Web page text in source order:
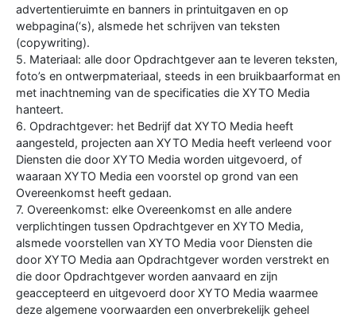
advertentieruimte en banners in printuitgaven en op
webpagina(‘s), alsmede het schrijven van teksten
(copywriting).
5. Materiaal: alle door Opdrachtgever aan te leveren teksten,
foto’s en ontwerpmateriaal, steeds in een bruikbaarformat en
met inachtneming van de specificaties die XYTO Media
hanteert.
6. Opdrachtgever: het Bedrijf dat XYTO Media heeft
aangesteld, projecten aan XYTO Media heeft verleend voor
Diensten die door XYTO Media worden uitgevoerd, of
waaraan XYTO Media een voorstel op grond van een
Overeenkomst heeft gedaan.
7. Overeenkomst: elke Overeenkomst en alle andere
verplichtingen tussen Opdrachtgever en XYTO Media,
alsmede voorstellen van XYTO Media voor Diensten die
door XYTO Media aan Opdrachtgever worden verstrekt en
die door Opdrachtgever worden aanvaard en zijn
geaccepteerd en uitgevoerd door XYTO Media waarmee
deze algemene voorwaarden een onverbrekelijk geheel